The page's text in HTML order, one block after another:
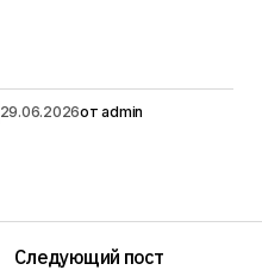
29.06.2026от admin
Следующий пост